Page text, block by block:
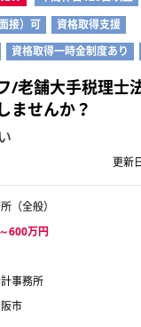
接）可
資格取得支援
資格取得一時金制度あり
/老舗大手税理士
ませんか？
更新
（全般）
600万円
事務所
市